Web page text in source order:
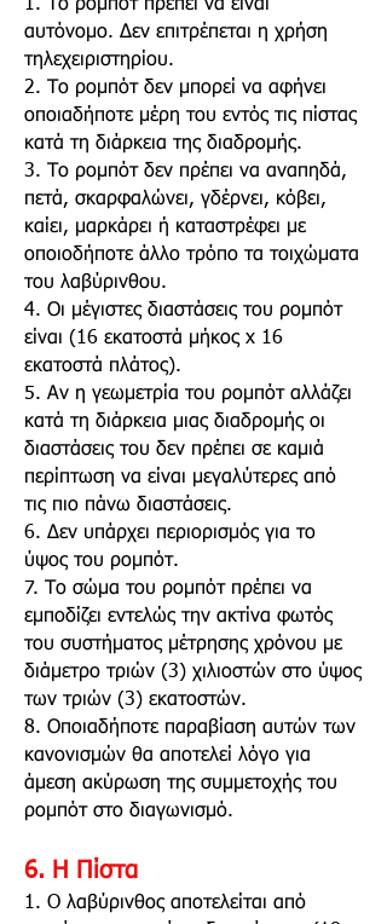
1. Το ρομπότ πρέπει να είναι
αυτόνομο. Δεν επιτρέπεται η χρήση
τηλεχειριστηρίου.
2. Το ρομπότ δεν μπορεί να αφήνει
οποιαδήποτε μέρη του εντός τις πίστας
κατά τη διάρκεια της διαδρομής.
3. Το ρομπότ δεν πρέπει να αναπηδά,
πετά, σκαρφαλώνει, γδέρνει, κόβει,
καίει, μαρκάρει ή καταστρέφει με
οποιοδήποτε άλλο τρόπο τα τοιχώματα
του λαβύρινθου.
4. Οι μέγιστες διαστάσεις του ρομπότ
είναι (16 εκατοστά μήκος x 16
εκατοστά πλάτος).
5. Αν η γεωμετρία του ρομπότ αλλάζει
κατά τη διάρκεια μιας διαδρομής οι
διαστάσεις του δεν πρέπει σε καμιά
περίπτωση να είναι μεγαλύτερες από
τις πιο πάνω διαστάσεις.
6. Δεν υπάρχει περιορισμός για το
ύψος του ρομπότ.
7. Το σώμα του ρομπότ πρέπει να
εμποδίζει εντελώς την ακτίνα φωτός
του συστήματος μέτρησης χρόνου με
διάμετρο τριών (3) χιλιοστών στο ύψος
των τριών (3) εκατοστών.
8. Οποιαδήποτε παραβίαση αυτών των
κανονισμών θα αποτελεί λόγο για
άμεση ακύρωση της συμμετοχής του
ρομπότ στο διαγωνισμό.
6. Η Πίστα
1. O λαβύρινθος αποτελείται από